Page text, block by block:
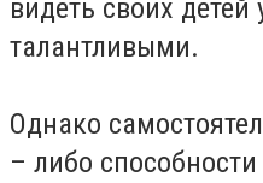
видеть своих
талантливыми.
Однако
– либо способности